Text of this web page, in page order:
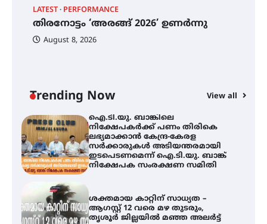
LATEST PERFORMANCE
തിരനോട്ടം ‘അരങ്ങ് 2026’ ഉണർന്നു
August 8, 2026
Trending Now View all
ഫിലിം സൊസൈറ്റി ആഗസ്റ്റ് 7
വെള്ളിയാഴ്ച സ്‌ക്രീൻ ചെയ്യുന്നു
ഐ.ടി.യു. ബാങ്കിലെ
നിക്ഷേപകർക്ക് പണം തിരികെ
ലഭ്യമാക്കാൻ കേന്ദ്ര-കേരള
സർക്കാരുകൾ അടിയന്തരമായി
ഇടപെടണമെന്ന് ഐ.ടി.യു. ബാങ്ക്
നിക്ഷേപക സംരക്ഷണ സമിതി
ശക്തമായ കാറ്റിന് സാധ്യത –
ആഗസ്റ്റ് 12 വരെ മഴ തുടരും,
തൃശൂർ ജില്ലയിൽ മഞ്ഞ അലർട്ട്